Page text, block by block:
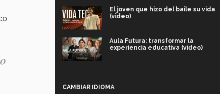
El joven que hizo del baile su vida
(video)
Aula Futura: transformar la
experiencia educativa (video)
CAMBIAR IDIOMA